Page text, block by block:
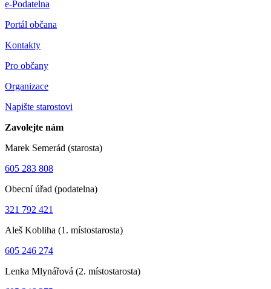
e-Podatelna
Portál občana
Kontakty
Pro občany
Organizace
Napište starostovi
Zavolejte nám
Marek Semerád (starosta)
605 283 808
Obecní úřad (podatelna)
321 792 421
Aleš Kobliha (1. místostarosta)
605 246 274
Lenka Mlynářová (2. místostarosta)